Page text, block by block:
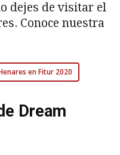
dejes de visitar el
Conoce nuestra
en Fitur 2020
Dream